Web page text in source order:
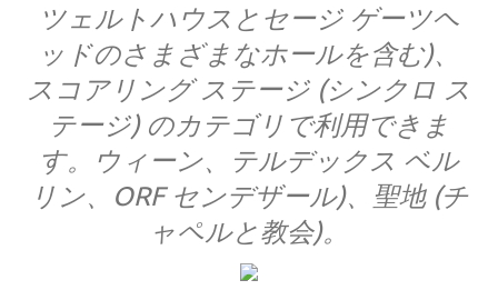
ツェルトハウスとセージ ゲーツヘ
ッドのさまざまなホールを含む)、
スコアリング ステージ (シンクロ ス
テージ) のカテゴリで利用できま
す。ウィーン、テルデックス ベル
リン、ORF センデザール)、聖地 (チ
ャペルと教会)。